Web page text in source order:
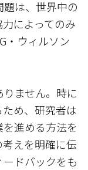
は、世界中の
によってのみ
・ウィルソン
ません。時に
め、研究者は
進める方法を
えを明確に伝
ドバックをも